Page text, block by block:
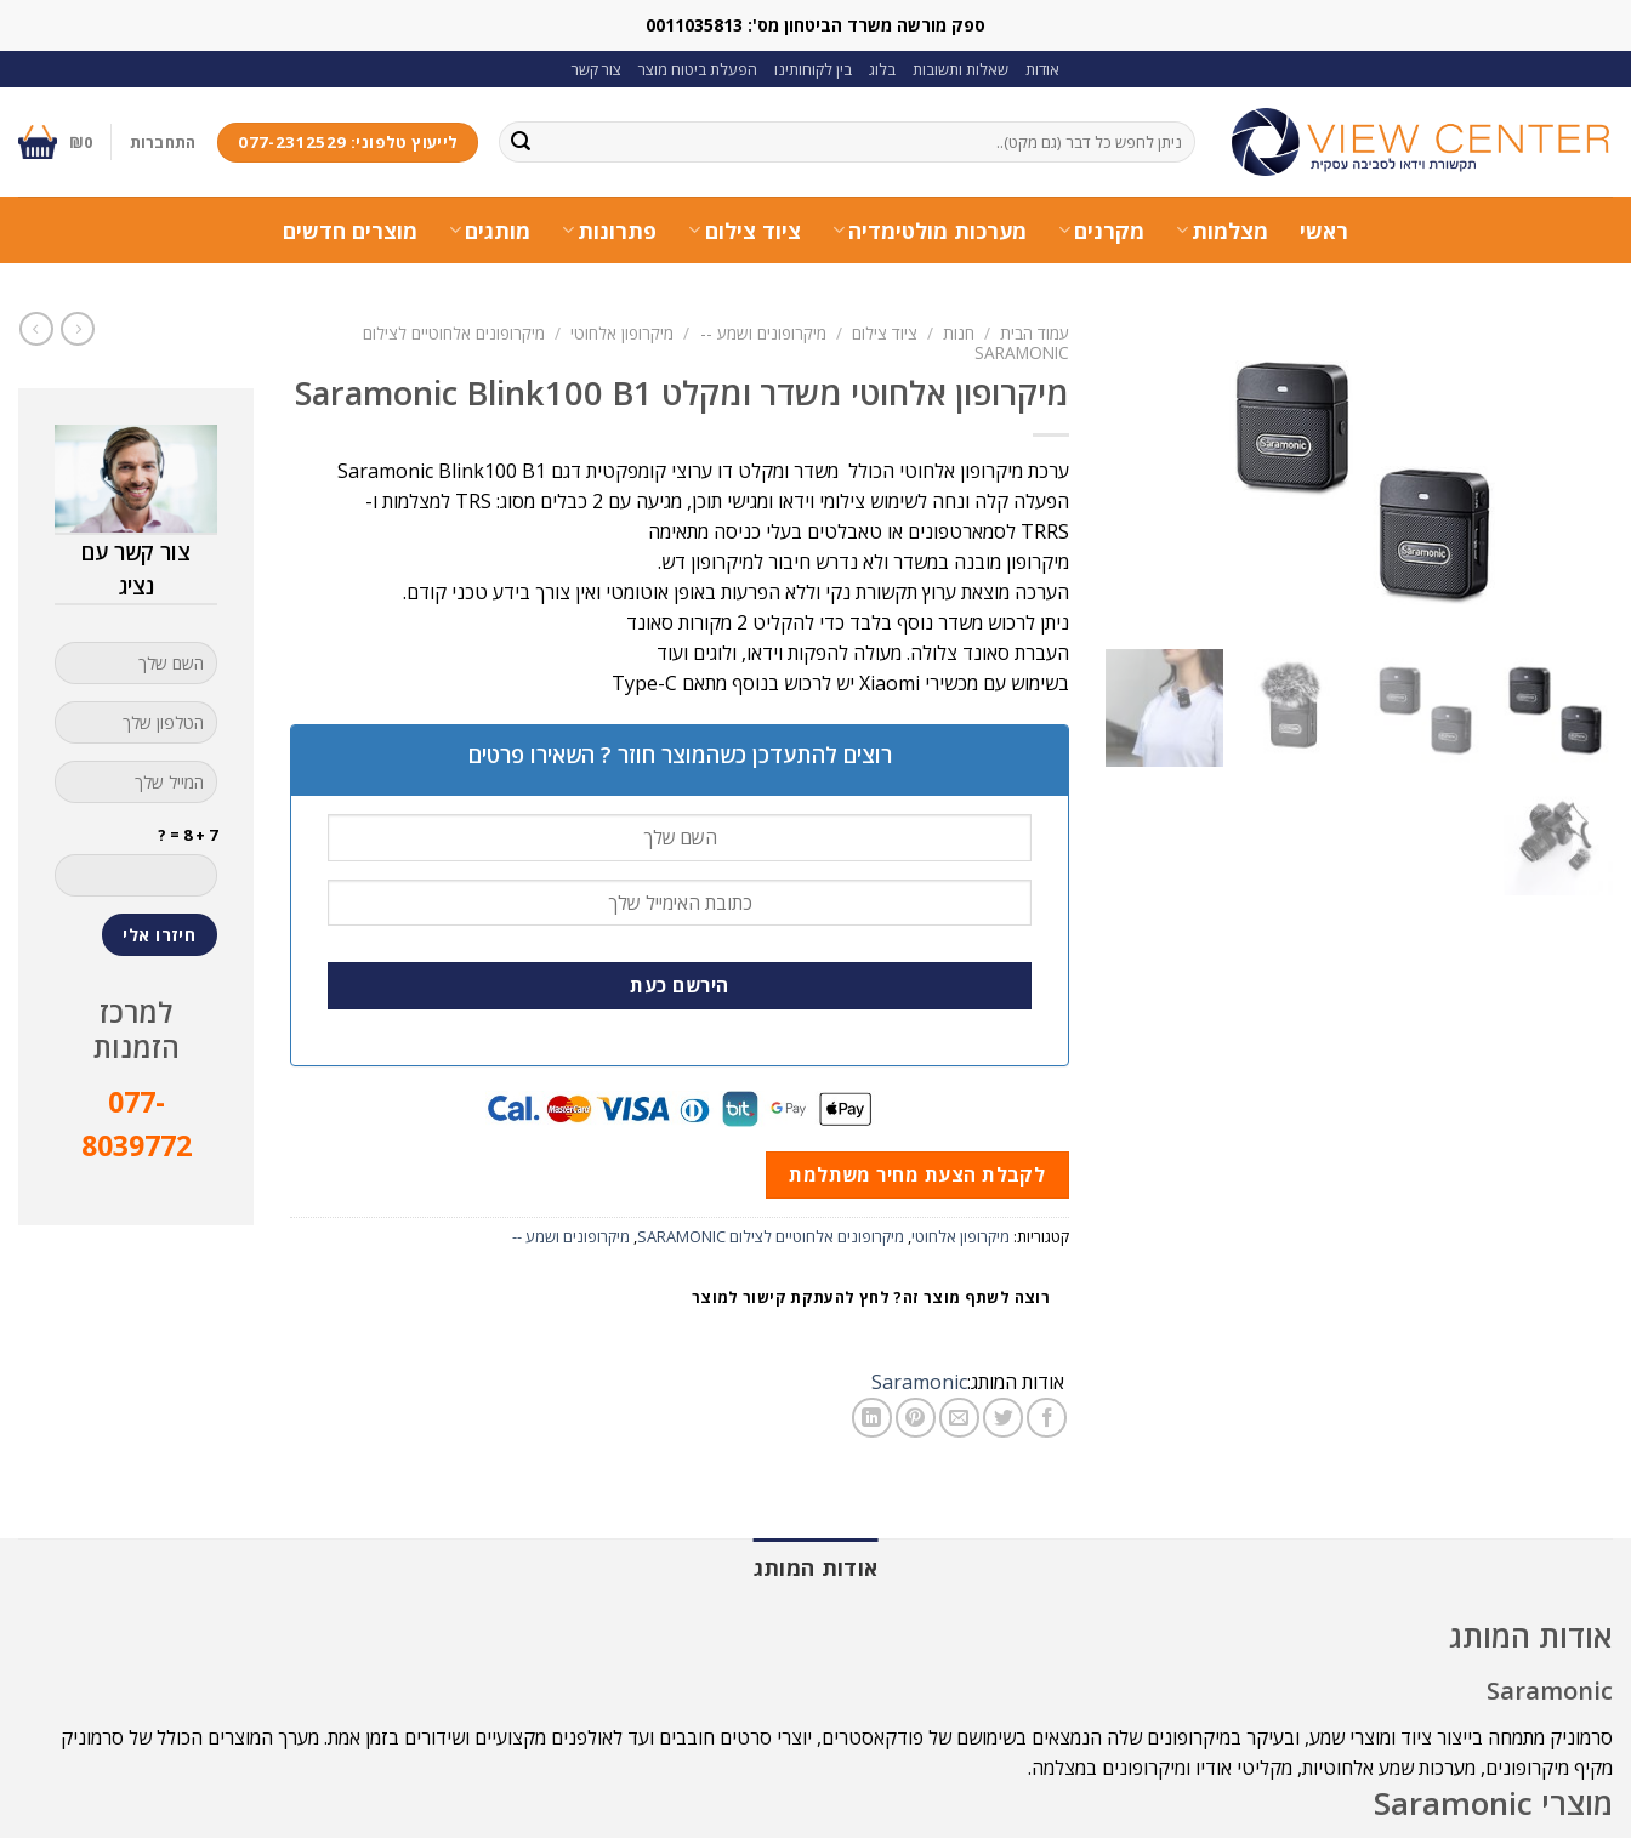
ספק מורשה משרד הביטחון מס': 0011035813
אודות שאלות ותשובות בלוג בין לקוחותינו הפעלת ביטוח מוצר צור קשר
חיפוש
עבור:
לייעוץ טלפוני: 077-2312529 התחברות ₪0
ראשי מצלמות מקרנים מערכות מולטימדיה ציוד צילום פתרונות מותגים מוצרים חדשים
עמוד הבית / חנות / ציוד צילום / מיקרופונים ושמע -- / מיקרופון אלחוטי / מיקרופונים אלחוטיים לצילום
SARAMONIC
מיקרופון אלחוטי משדר ומקלט Saramonic Blink100 B1
ערכת מיקרופון אלחוטי הכולל משדר ומקלט דו ערוצי קומפקטית דגם Saramonic Blink100 B1
הפעלה קלה ונחה לשימוש צילומי וידאו ומגישי תוכן, מגיעה עם 2 כבלים מסוג:
TRS למצלמות ו-
TRRS לסמארטפונים או טאבלטים בעלי כניסה מתאימה
מיקרופון מובנה במשדר ולא נדרש חיבור למיקרופון דש.
הערכה מוצאת ערוץ תקשורת נקי וללא הפרעות באופן אוטומטי ואין צורך בידע טכני קודם.
ניתן לרכוש משדר נוסף בלבד כדי להקליט 2 מקורות סאונד
העברת סאונד צלולה. מעולה להפקות וידאו, ולוגים ועוד
בשימוש עם מכשירי Xiaomi יש לרכוש בנוסף מתאם Type-C
רוצים להתעדכן כשהמוצר חוזר ? השאירו פרטים
לקבלת הצעת מחיר משתלמת
קטגוריות: מיקרופון אלחוטי, מיקרופונים אלחוטיים לצילום SARAMONIC , מיקרופונים ושמע --
רוצה לשתף מוצר זה? לחץ להעתקת קישור למוצר
אודות המותג:Saramonic
צור קשר עם
נציג
7 + 8 = ?
למרכז
הזמנות
077-
8039772
אודות המותג
אודות המותג
Saramonic
סרמוניק מתמחה בייצור ציוד ומוצרי שמע, ובעיקר במיקרופונים שלה הנמצאים בשימושם של פודקאסטרים, יוצרי סרטים חובבים ועד לאולפנים מקצועיים ושידורים בזמן אמת. מערך המוצרים הכולל של סרמוניק
מקיף מיקרופונים, מערכות שמע אלחוטיות, מקליטי אודיו ומיקרופונים במצלמה.
מוצרי Saramonic